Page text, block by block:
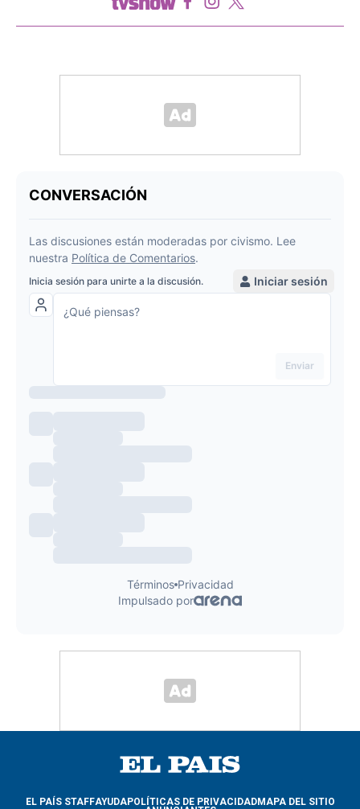
EL PAÍS STAFFAYUDAPOLÍTICAS DE PRIVACIDADMAPA DEL SITIO